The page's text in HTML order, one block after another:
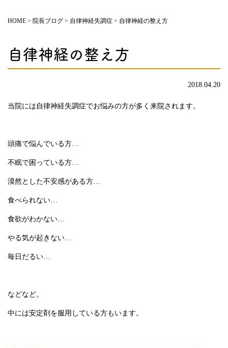
HOME > 院長ブログ > 自律神経失調症 > 自律神経の整え方
自律神経の整え方
2018.04.20
当院には自律神経失調症でお悩みの方が多く来院されます。
頭痛で悩んでいる方…
不眠で困っている方…
漠然とした不安感がある方…
食べられない…
食欲がわかない…
やる気が起きない…
毎日だるい…
などなど。
中には安定剤を服用している方もいます。